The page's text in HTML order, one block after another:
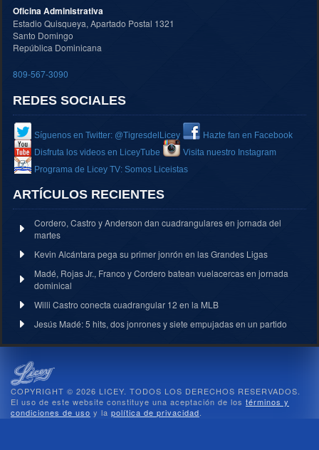
Oficina Administrativa
Estadio Quisqueya, Apartado Postal 1321
Santo Domingo
República Dominicana
809-567-3090
REDES SOCIALES
Síguenos en Twitter: @TigresdelLicey
Hazte fan en Facebook
Disfruta los videos en LiceyTube
Visita nuestro Instagram
Programa de Licey TV: Somos Liceistas
ARTÍCULOS RECIENTES
Cordero, Castro y Anderson dan cuadrangulares en jornada del
martes
Kevin Alcántara pega su primer jonrón en las Grandes Ligas
Madé, Rojas Jr., Franco y Cordero batean vuelacercas en jornada
dominical
Willi Castro conecta cuadrangular 12 en la MLB
Jesús Madé: 5 hits, dos jonrones y siete empujadas en un partido
COPYRIGHT © 2026 LICEY. TODOS LOS DERECHOS RESERVADOS.
El uso de este website constituye una aceptación de los términos y
condiciones de uso y la política de privacidad